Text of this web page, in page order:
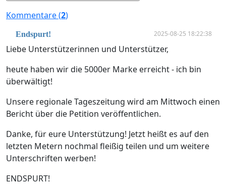
Kommentare (2)
Endspurt! 2025-08-25 18:22:38
Liebe Unterstützerinnen und Unterstützer,
heute haben wir die 5000er Marke erreicht - ich bin
überwältigt!
Unsere regionale Tageszeitung wird am Mittwoch einen
Bericht über die Petition veröffentlichen.
Danke, für eure Unterstützung! Jetzt heißt es auf den
letzten Metern nochmal fleißig teilen und um weitere
Unterschriften werben!
ENDSPURT!